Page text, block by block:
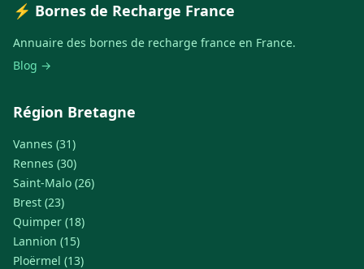
⚡ Bornes de Recharge France
Annuaire des bornes de recharge france en France.
Blog →
Région Bretagne
Vannes (31)
Rennes (30)
Saint-Malo (26)
Brest (23)
Quimper (18)
Lannion (15)
Ploërmel (13)